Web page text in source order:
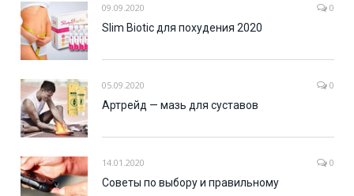
09.09.2020 0
Slim Biotic для похудения 2020
05.09.2020 0
Артрейд — мазь для суставов
14.01.2020 0
Советы по выбору и правильному